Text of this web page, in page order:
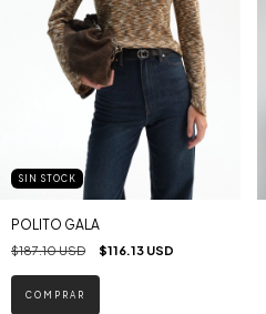
SIN STOCK
POLITO GALA
$187.10 USD $116.13 USD
COMPRAR